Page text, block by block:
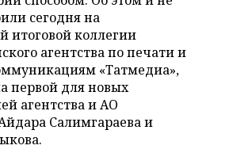
сегодня на
итоговой коллегии
агентства по печати и
«Татмедиа»,
первой для новых
агентства и АО
Салимгараева и